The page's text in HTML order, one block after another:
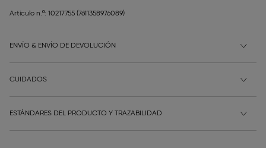
Artículo n.º: 10217755 (7611358976089)
ENVÍO & ENVÍO DE DEVOLUCIÓN
CUIDADOS
ESTÁNDARES DEL PRODUCTO Y TRAZABILIDAD